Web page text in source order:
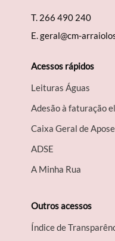
T. 266 490 240
E.geral@cm-
Acessos rápidos
Leituras Águas
Adesão à faturação
Caixa Geral de
A​DSE
A Minha Rua
Outros acessos
Índice de